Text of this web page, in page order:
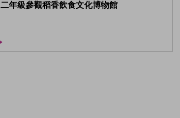
二年級參觀稻香飲食文化博物館